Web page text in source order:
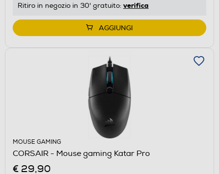
Ritiro in negozio in 30' gratuito: verifica
AGGIUNGI
MOUSE GAMING
CORSAIR - Mouse gaming Katar Pro
€ 29,90